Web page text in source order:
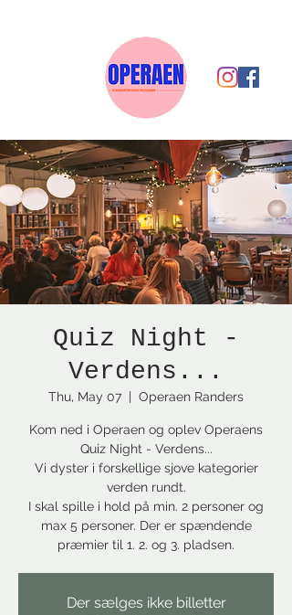
Quiz Night -
Verdens...
Thu, May 07
  |
Operaen Randers
Kom ned i Operaen og oplev Operaens
Quiz Night - Verdens...
Vi dyster i forskellige sjove kategorier
verden rundt.
I skal spille i hold på min. 2 personer og
max 5 personer. Der er spændende
præmier til 1. 2. og 3. pladsen.
Der sælges ikke billetter